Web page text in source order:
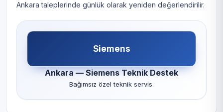
Ankara taleplerinde günlük olarak yeniden değerlendirilir.
Siemens
Ankara — Siemens Teknik Destek
Bağımsız özel teknik servis.